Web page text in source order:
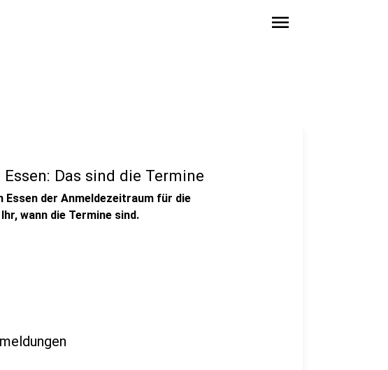
menu
Das sind die Termine
der Anmeldezeitraum für die
wann die Termine sind.